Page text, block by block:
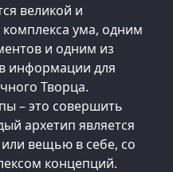
великой и
ума, одним
и одним из
информации для
Творца.
– это совершить
архетип является
или вещью в себе, со
концепций.